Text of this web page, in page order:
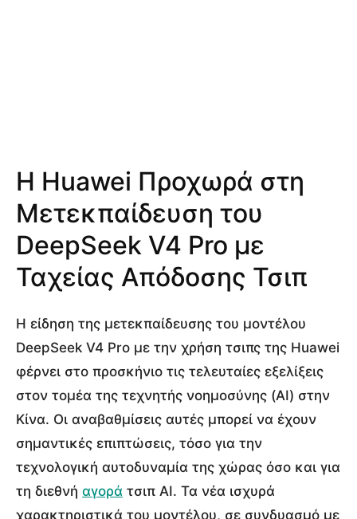
Η Huawei Προχωρά στη
Μετεκπαίδευση του
DeepSeek V4 Pro με
Ταχείας Απόδοσης Τσιπ
Η είδηση της μετεκπαίδευσης του μοντέλου
DeepSeek V4 Pro με την χρήση τσιπς της Huawei
φέρνει στο προσκήνιο τις τελευταίες εξελίξεις
στον τομέα της τεχνητής νοημοσύνης (AI) στην
Κίνα. Οι αναβαθμίσεις αυτές μπορεί να έχουν
σημαντικές επιπτώσεις, τόσο για την
τεχνολογική αυτοδυναμία της χώρας όσο και για
τη διεθνή αγορά τσιπ AI. Τα νέα ισχυρά
χαρακτηριστικά του μοντέλου, σε συνδυασμό με